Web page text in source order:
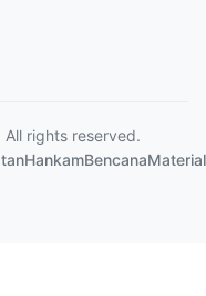
All rights reserved.
HankamBencanaMaterial